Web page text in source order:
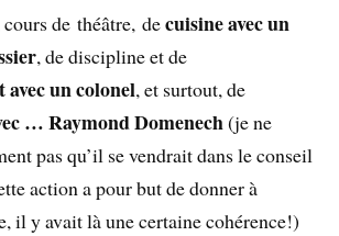
de théâtre, decuisine avec un
, de discipline et de
un colonel, et surtout, de
… Raymond Domenech(je ne
pas qu’il se vendrait dans le conseil
action a pour but de donner à
il y avait là une certaine cohérence!)